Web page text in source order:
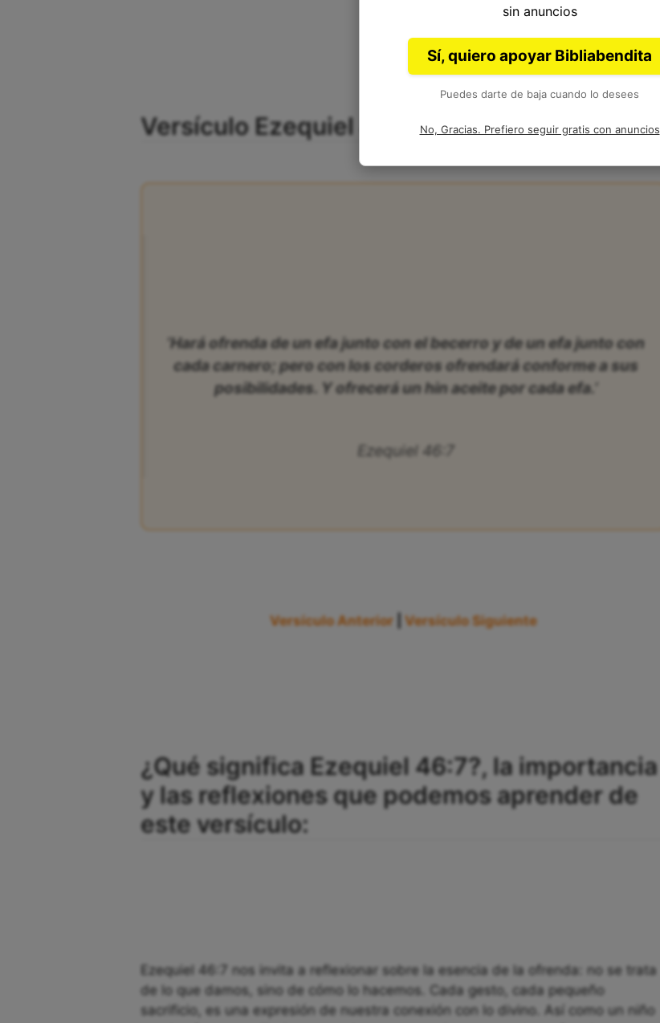
Versículo Ezequiel 46:7
‘Hará ofrenda de un efa junto con el becerro y de un efa junto con
cada carnero; pero con los corderos ofrendará conforme a sus
posibilidades. Y ofrecerá un hin aceite por cada efa.’
Ezequiel 46:7
Versículo Anterior |Versículo Siguiente
¿Qué significa Ezequiel 46:7?, la importancia
y las reflexiones que podemos aprender de
este versículo:
Ezequiel 46:7 nos invita a reflexionar sobre la esencia de la ofrenda: no se trata
de lo que damos, sino de cómo lo hacemos. Cada gesto, cada pequeño
sacrificio, es una expresión de nuestra conexión con lo divino. Así como un niño
sin anuncios
Sí, quiero apoyar Bibliabendita
Puedes darte de baja cuando lo desees
No, Gracias. Prefiero seguir gratis con anuncios